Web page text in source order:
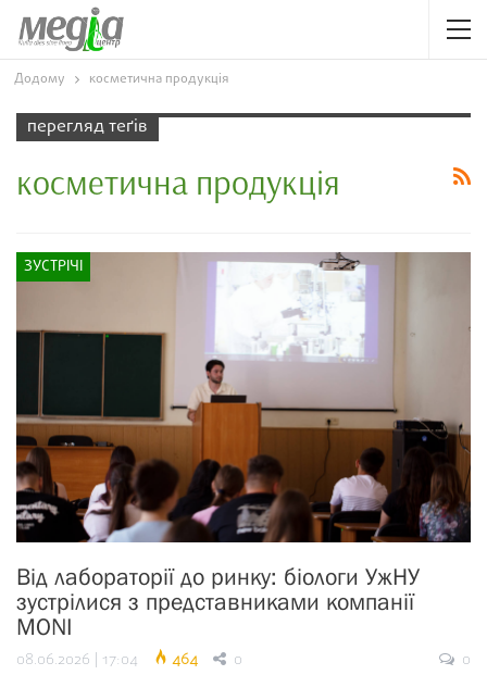
Додому косметична продукція
перегляд теґів
косметична продукція
ЗУСТРІЧІ
Від лабораторії до ринку: біологи УжНУ
зустрілися з представниками компанії
MONI
08.06.2026 | 17:04 464 0
0